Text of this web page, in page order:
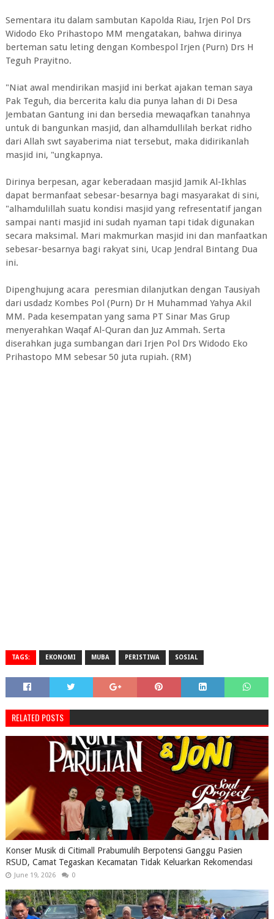
Sementara itu dalam sambutan Kapolda Riau, Irjen Pol Drs
Widodo Eko Prihastopo MM mengatakan, bahwa dirinya
berteman satu leting dengan Kombespol Irjen (Purn) Drs H
Teguh Prayitno.
"Niat awal mendirikan masjid ini berkat ajakan teman saya
Pak Teguh, dia bercerita kalu dia punya lahan di Di Desa
Jembatan Gantung ini dan bersedia mewaqafkan tanahnya
untuk di bangunkan masjid, dan alhamdullilah berkat ridho
dari Allah swt sayaberima niat tersebut, maka didirikanlah
masjid ini, "ungkapnya.
Dirinya berpesan, agar keberadaan masjid Jamik Al-Ikhlas
dapat bermanfaat sebesar-besarnya bagi masyarakat di sini,
"alhamdulillah suatu kondisi masjid yang refresentatif jangan
sampai nanti masjid ini sudah nyaman tapi tidak digunakan
secara maksimal. Mari makmurkan masjid ini dan manfaatkan
sebesar-besarnya bagi rakyat sini, Ucap Jendral Bintang Dua
ini.
Dipenghujung acara peresmian dilanjutkan dengan Tausiyah
dari usdadz Kombes Pol (Purn) Dr H Muhammad Yahya Akil
MM. Pada kesempatan yang sama PT Sinar Mas Grup
menyerahkan Waqaf Al-Quran dan Juz Ammah. Serta
diserahkan juga sumbangan dari Irjen Pol Drs Widodo Eko
Prihastopo MM sebesar 50 juta rupiah. (RM)
TAGS: EKONOMI MUBA PERISTIWA SOSIAL
RELATED POSTS
Konser Musik di Citimall Prabumulih Berpotensi Ganggu Pasien
RSUD, Camat Tegaskan Kecamatan Tidak Keluarkan Rekomendasi
June 19, 2026 0